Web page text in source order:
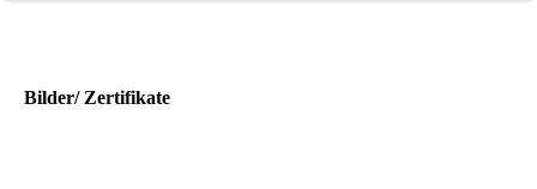
Bilder/ Zertifikate